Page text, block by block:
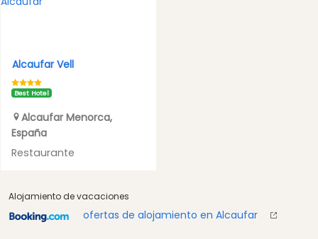
Alcaufar Vell
Best Hotel
Alcaufar Menorca,
España
Restaurante
Alojamiento de vacaciones
ofertas de alojamiento en Alcaufar